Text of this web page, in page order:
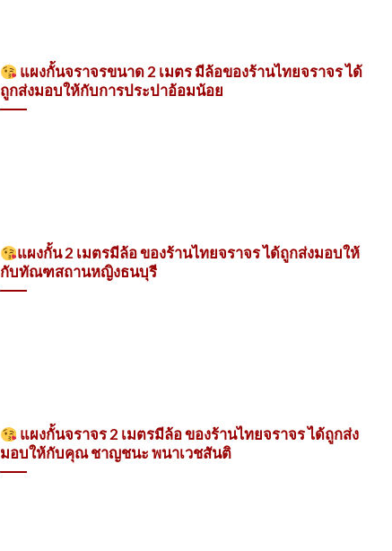
แผงกั้นจราจรขนาด 2 เมตร มีล้อของร้านไทยจราจร ได้
ถูกส่งมอบให้กับการประปาอ้อมน้อย
แผงกั้น 2 เมตรมีล้อ ของร้านไทยจราจร ได้ถูกส่งมอบให้
กับทัณฑสถานหญิงธนบุรี
แผงกั้นจราจร 2 เมตรมีล้อ ของร้านไทยจราจร ได้ถูกส่ง
มอบให้กับคุณ ชาญชนะ พนาเวชสันติ